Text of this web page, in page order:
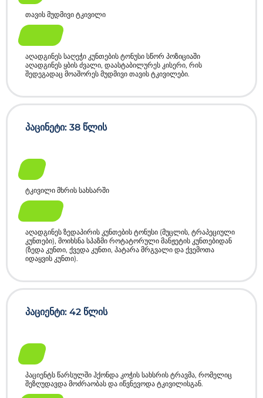
თავის მუდმივი ტკივილი
აღადგინეს საღეჭი კუნთების ტონუსი სწორ პოზიციაში
აღადგინეს ყბის ძვალი, დაასტაბილურეს კისერი, რის
შედეგადაც მოაშორეს მუდმივი თავის ტკივილები.
პაცინეტი: 38 წლის
ტკივილი მხრის სახსარში
აღადგინეს ზედაპირის კუნთების ტონუსი (მუცლის, ტრაპეციული
კუნთები), მოიხსნა სპაზმი როტატორული მანჟეტის კუნთებიდან
(ზედა კუნთი, ქვედა კუნთი, პატარა მრგვალი და ქვემოთა
იდაყვის კუნთი).
პაციენტი: 42 წლის
პაციენტს წარსულში ჰქონდა კოჭის სახსრის ტრავმა, რომელიც
შეზღუდავდა მოძრაობას და იწვნევოდა ტკივილისგან.